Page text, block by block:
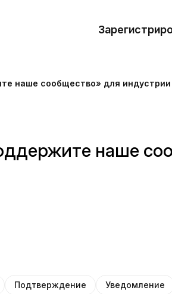
наше сообщество» для
наше
Подтверждение Уведомление